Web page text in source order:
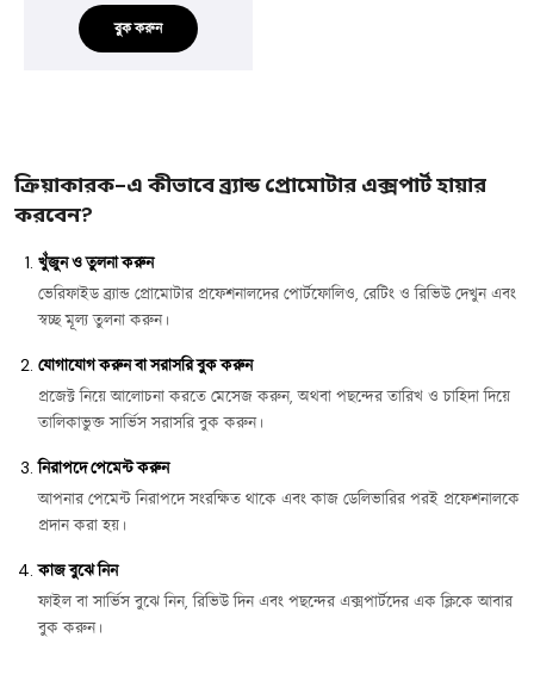
বুক করুন
ক্রিয়াকারক-এ কীভাবে ব্র্যান্ড প্রোমোটার এক্সপার্ট হায়ার
করবেন?
খুঁজুন ও তুলনা করুন
ভেরিফাইড ব্র্যান্ড প্রোমোটার প্রফেশনালদের পোর্টফোলিও, রেটিং ও রিভিউ দেখুন এবং
স্বচ্ছ মূল্য তুলনা করুন।
যোগাযোগ করুন বা সরাসরি বুক করুন
প্রজেক্ট নিয়ে আলোচনা করতে মেসেজ করুন, অথবা পছন্দের তারিখ ও চাহিদা দিয়ে
তালিকাভুক্ত সার্ভিস সরাসরি বুক করুন।
নিরাপদে পেমেন্ট করুন
আপনার পেমেন্ট নিরাপদে সংরক্ষিত থাকে এবং কাজ ডেলিভারির পরই প্রফেশনালকে
প্রদান করা হয়।
কাজ বুঝে নিন
ফাইল বা সার্ভিস বুঝে নিন, রিভিউ দিন এবং পছন্দের এক্সপার্টদের এক ক্লিকে আবার
বুক করুন।